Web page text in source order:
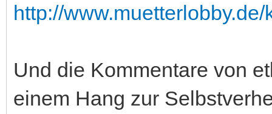
http://
Und die Kommentare von
einem Hang zur